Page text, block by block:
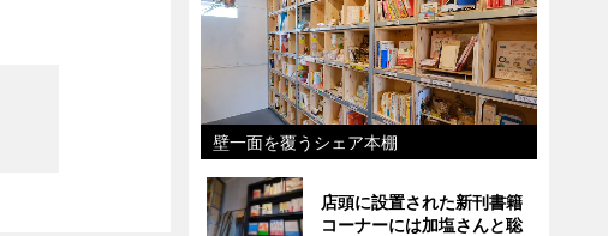
壁一面を覆うシェア本棚
店頭に設置された新刊書籍
コーナーには加塩さんと聡